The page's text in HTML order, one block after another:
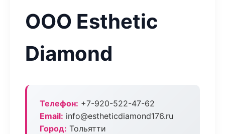
ООО Esthetic
Diamond
Телефон: +7-920-522-47-62
Email: info@estheticdiamond176.ru
Город: Тольятти